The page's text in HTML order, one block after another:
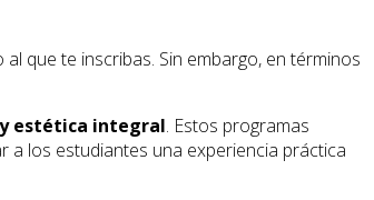
que te inscribas. Sin embargo, en términos
estética integral. Estos programas
a los estudiantes una experiencia práctica